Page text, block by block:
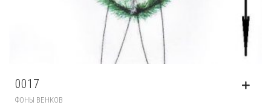
0017
ФОНЫ ВЕНКОВ